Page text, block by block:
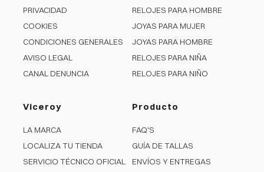
PRIVACIDAD
COOKIES
CONDICIONES GENERALES
AVISO LEGAL
CANAL DENUNCIA
RELOJES PARA HOMBRE
JOYAS PARA MUJER
JOYAS PARA HOMBRE
RELOJES PARA NIÑA
RELOJES PARA NIÑO
Viceroy
LA MARCA
LOCALIZA TU TIENDA
SERVICIO TÉCNICO OFICIAL
Producto
FAQ'S
GUÍA DE TALLAS
ENVÍOS Y ENTREGAS